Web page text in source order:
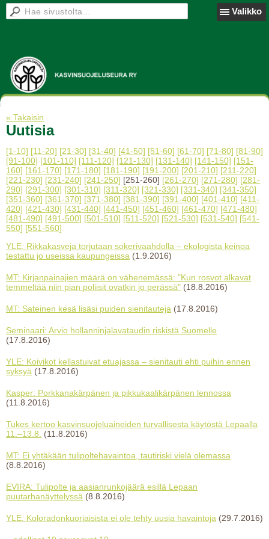
Valikko
« Takaisin
Uutisia
[1-10] [11-20] [21-30] [31-40] [41-50] [51-60] [61-70] [71-80] [81-90]
[91-100] [101-110] [111-120] [121-130] [131-140] [141-150] [151-
160] [161-170] [171-180] [181-190] [191-200] [201-210] [211-220]
[221-230] [231-240] [241-250] [251-260] [261-270] [271-280] [281-
290] [291-300] [301-310] [311-320] [321-330] [331-340] [341-350]
[351-360] [361-370] [371-380] [381-390] [391-400] [401-410] [411-
420] [421-430] [431-440] [441-450] [451-460] [461-470] [471-480]
[481-490] [491-500] [501-510] [511-520] [521-530] [531-540] [541-
550] [551-560]
YLE: Rikkakasveja torjutaan sokerivaahdolla – ekologista keinoa
testattu jo useissa kaupungeissa (1.9.2016)
MT: Kirjanpainajien määrä on vähenemässä: "Kun rosvot alkavat
temmeltää niin pian poliisit ovatkin jo perässä" (18.8.2016)
MT: Sateinen kesä lisäsi puiden sienitauteja (17.8.2016)
Seminaari: Arvio hollanninjalavataudin riskistä Suomelle
(17.8.2016)
YLE: Koivikot kellastuivat etuajassa – sienitauti ehti puihin ennen
syksyä (17.8.2016)
Kasper: Porkkanakärpänen ja pikkukaalikärpänen lennossa
(11.8.2016)
Tukes kertoo kasvinsuojeluaineiden turvallisesta käytöstä Lepaalla
11.–13.8.
(11.8.2016)
MT: Ei yhtäkään tulipoltehavaintoa, tautiriski vielä olemassa
(8.8.2016)
EVIRA: Tulipolte ja aasianrunkojäärä esillä Lepaan
puutarhanäyttelyssä (8.8.2016)
YLE: Koloradonkuoriaisista ei ole tehty uusia havaintoja (29.7.2016)